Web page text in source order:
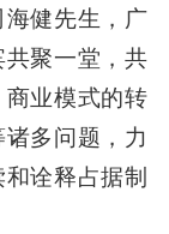
健先生，广
聚一堂，共
业模式的转
多问题，力
诠释占据制